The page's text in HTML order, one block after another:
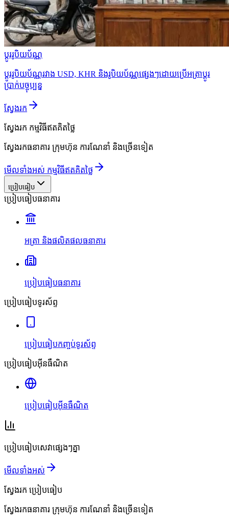
ប្ដូររូបិយប័ណ្ណ
ប្ដូររូបិយប័ណ្ណរវាង USD, KHR និងរូបិយប័ណ្ណផ្សេងៗដោយប្រើអត្រាប្ដូរ
ប្រាក់បច្ចុប្បន្ន
ស្វែងរក
ស្វែងរក កម្មវិធីឥតគិតថ្លៃ
ស្វែងរកធនាគារ ក្រុមហ៊ុន ការណែនាំ និងច្រើនទៀត
មើលទាំងអស់ កម្មវិធីឥតគិតថ្លៃ
ប្រៀបធៀប
ប្រៀបធៀបធនាគារ
អត្រា និងផលិតផលធនាគារ
ប្រៀបធៀបធនាគារ
ប្រៀបធៀបទូរស័ព្ទ
ប្រៀបធៀបកញ្ចប់ទូរស័ព្ទ
ប្រៀបធៀបអ៊ីនធឺណិត
ប្រៀបធៀបអ៊ីនធឺណិត
ប្រៀបធៀបសេវាផ្សេងៗគ្នា
មើលទាំងអស់
ស្វែងរក ប្រៀបធៀប
ស្វែងរកធនាគារ ក្រុមហ៊ុន ការណែនាំ និងច្រើនទៀត